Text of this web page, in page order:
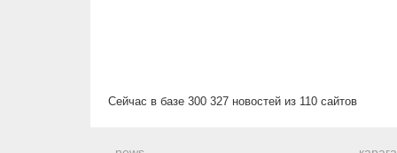
Сейчас в базе 300 327 новостей из 110 сайтов